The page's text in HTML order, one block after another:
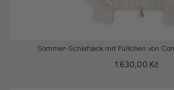
Sommer-Schlafsack mit Füßchen von
1.630,00 Kč